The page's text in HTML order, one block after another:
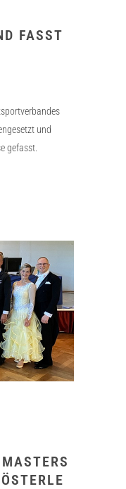
FASST
und
gefasst.